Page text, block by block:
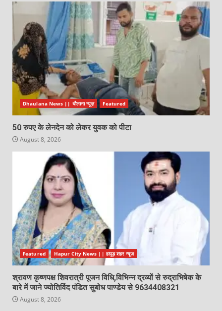
Dhaulana News || धौलाना न्यूज़ Featured
50 रुपए के लेनदेन को लेकर युवक को पीटा
August 8, 2026
Featured Hapur City News || हापुड़ शहर न्यूज़
श्रावण कृष्णपक्ष शिवरात्री पूजन विधि,विभिन्न द्रव्यों से रुद्राभिषेक के
बारे में जाने ज्योतिर्विद पंडित सुबोध पाण्डेय से 9634408321
August 8, 2026